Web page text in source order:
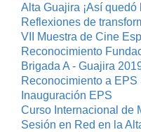
Alta Guajira ¡Así quedó
Reflexiones de
VII Muestra de Cine
Reconocimiento
Brigada A - Guajira
Reconocimiento a EPS
Inauguración EPS
Curso Internacional de
Sesión en Red en la